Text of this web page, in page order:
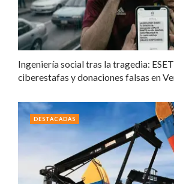
Ingeniería social tras la tragedia:
ciberestafas y donaciones falsas en
DESTACADAS